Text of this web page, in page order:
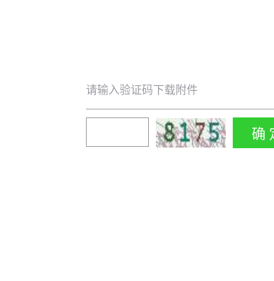
请输入验证码下载附件